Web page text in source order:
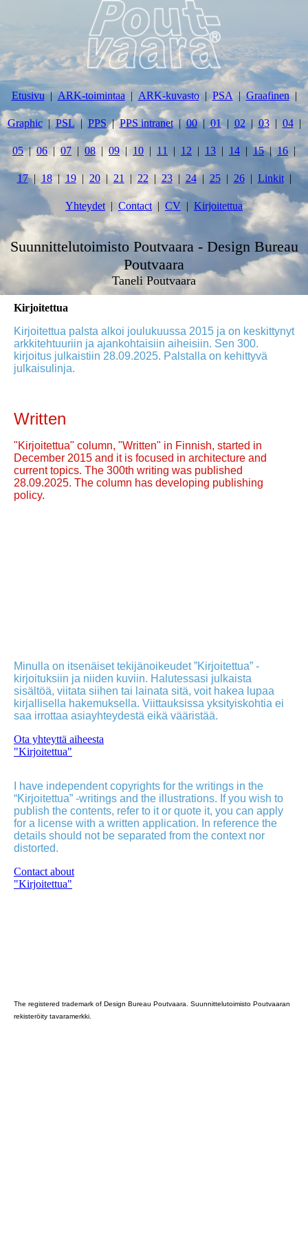
Etusivu ARK-toimintaa ARK-kuvasto PSA Graafinen
Graphic PSL PPS PPS intranet 00 01 02 03 04
05 06 07 08 09 10 11 12 13 14 15 16
17 18 19 20 21 22 23 24 25 26 Linkit
Yhteydet Contact CV Kirjoitettua
Suunnittelutoimisto Poutvaara - Design Bureau
Poutvaara
Taneli Poutvaara
Kirjoitettua
Kirjoitettua palsta alkoi joulukuussa 2015 ja on keskittynyt
arkkitehtuuriin ja ajankohtaisiin aiheisiin. Sen 300.
kirjoitus julkaistiin 28.09.2025. Palstalla on kehittyvä
julkaisulinja.
Written
"Kirjoitettua" column, "Written" in Finnish, started in
December 2015 and it is focused in architecture and
current topics. The 300th writing was published
28.09.2025. The column has developing publishing
policy.
Minulla on itsenäiset tekijänoikeudet ”Kirjoitettua” -
kirjoituksiin ja niiden kuviin. Halutessasi julkaista
sisältöä, viitata siihen tai lainata sitä, voit hakea lupaa
kirjallisella hakemuksella. Viittauksissa yksityiskohtia ei
saa irrottaa asiayhteydestä eikä vääristää.
Ota yhteyttä aiheesta
"Kirjoitettua"
I have independent copyrights for the writings in the
“Kirjoitettua” -writings and the illustrations. If you wish to
publish the contents, refer to it or quote it, you can apply
for a license with a written application. In reference the
details should not be separated from the context nor
distorted.
Contact about
"Kirjoitettua"
The registered trademark of Design Bureau Poutvaara. Suunnittelutoimisto Poutvaaran
rekisteröity tavaramerkki.